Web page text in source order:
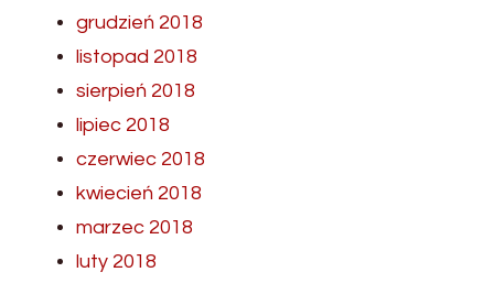
grudzień 2018
listopad 2018
sierpień 2018
lipiec 2018
czerwiec 2018
kwiecień 2018
marzec 2018
luty 2018